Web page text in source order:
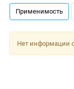
Применимость
Нет информации